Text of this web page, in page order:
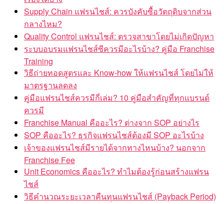
Supply Chain แฟรนไชส์: ควรบังคับซื้อวัตถุดิบจากส่วน
กลางไหม?
Quality Control แฟรนไชส์: ตรวจสาขาโดยไม่เกิดปัญหา
ระบบอบรมแฟรนไชส์ซีควรมีอะไรบ้าง? คู่มือ Franchise
Training
วิธีถ่ายทอดสูตรและ Know-how ให้แฟรนไชส์ โดยไม่ให้
มาตรฐานลดลง
คู่มือแฟรนไชส์ควรมีกี่เล่ม? 10 คู่มือสำคัญที่ทุกแบรนด์
ควรมี
Franchise Manual คืออะไร? ต่างจาก SOP อย่างไร
SOP คืออะไร? ธุรกิจแฟรนไชส์ต้องมี SOP อะไรบ้าง
เจ้าของแฟรนไชส์มีรายได้จากทางไหนบ้าง? นอกจาก
Franchise Fee
Unit Economics คืออะไร? ทำไมต้องรู้ก่อนสร้างแฟรน
ไชส์
วิธีคำนวณระยะเวลาคืนทุนแฟรนไชส์ (Payback Period)